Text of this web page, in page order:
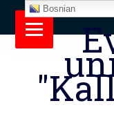
Bosnian